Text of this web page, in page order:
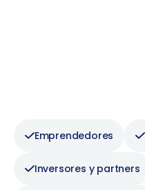
Emprendedores
Inversores y partners